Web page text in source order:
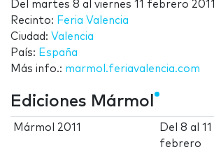
Del martes 8 al viernes 11 febrero 2011
Recinto: Feria Valencia
Ciudad: Valencia
País: España
Más info.: marmol.feriavalencia.com
Ediciones Mármol
Mármol 2011 Del8 al11
febrero